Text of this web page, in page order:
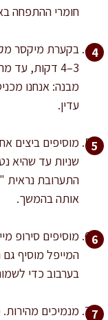
חומרי ההתפחה
בקערת מיקסר
3–4 דקות,
מבנה: אנחנו
עדין.
שניות עד שהיא
התערובת
אותה בהמשך.
מוסיפים סירופ
המייפל מוסיף גם
בערבוב כדי
מנמיכים